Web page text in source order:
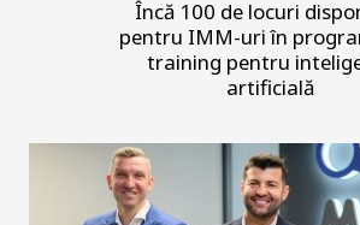
Încă 100 de locuri
pentru IMM-uri în
training pentru
artificială